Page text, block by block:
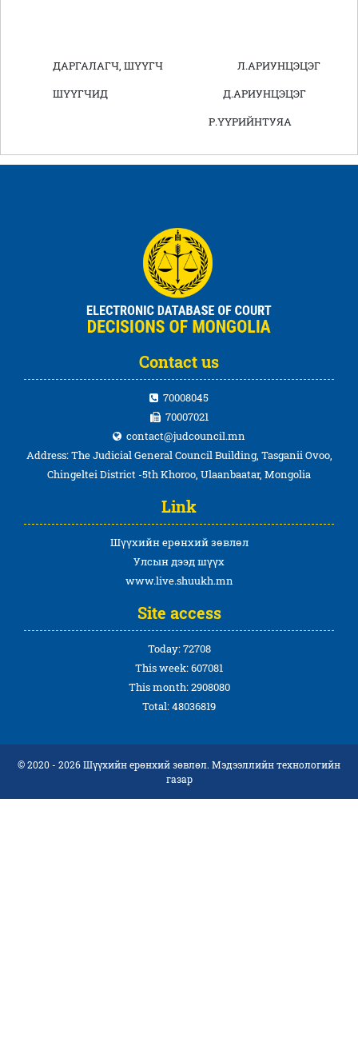
ДАРГАЛАГЧ, ШҮҮГЧ Л.АРИУНЦЭЦЭГ
ШҮҮГЧИД Д.АРИУНЦЭЦЭГ
Р.ҮҮРИЙНТУЯА
Contact us
70008045
70007021
contact@judcouncil.mn
Address: The Judicial General Council Building, Tasganii Ovoo,
Chingeltei District -5th Khoroo, Ulaanbaatar, Mongolia
Link
Шүүхийн ерөнхий зөвлөл
Улсын дээд шүүх
www.live.shuukh.mn
Site access
Today: 72708
This week: 607081
This month: 2908080
Total: 48036819
© 2020 - 2026 Шүүхийн ерөнхий зөвлөл. Мэдээллийн технологийн
газар